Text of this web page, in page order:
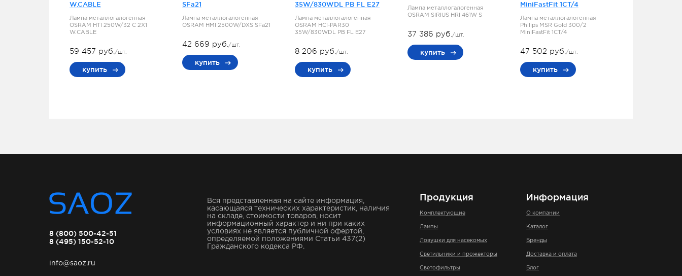
W.CABLE
Лампа металлогалогенная
OSRAM HTI 250W/32 C 2X1
W.CABLE
59 457 руб./шт.
купить
SFa21
Лампа металлогалогенная
OSRAM HMI 2500W/DXS SFa21
42 669 руб./шт.
купить
35W/830WDL PB FL E27
Лампа металлогалогенная
OSRAM HCI-PAR30
35W/830WDL PB FL E27
8 206 руб./шт.
купить
Лампа металлогалогенная
OSRAM SIRIUS HRI 461W S
37 386 руб./шт.
купить
MiniFastFit 1CT/4
Лампа металлогалогенная
Philips MSR Gold 300/2
MiniFastFit 1CT/4
47 502 руб./шт.
купить
8 (800) 500-42-51
8 (495) 150-52-10
info@saoz.ru
Вся представленная на сайте информация,
касающаяся технических характеристик, наличия
на складе, стоимости товаров, носит
информационный характер и ни при каких
условиях не является публичной офертой,
определяемой положениями Статьи 437(2)
Гражданского кодекса РФ.
Продукция
Комплектующие
Лампы
Ловушки для насекомых
Светильники и прожекторы
Светофильтры
Информация
О компании
Каталог
Бренды
Доставка и оплата
Блог